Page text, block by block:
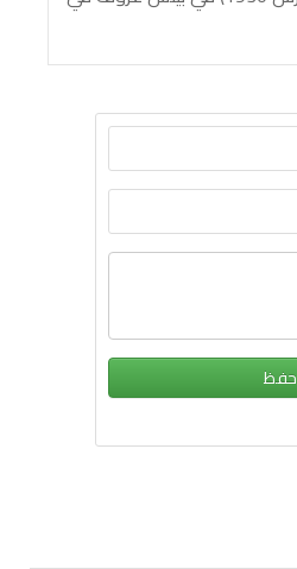
حفظ